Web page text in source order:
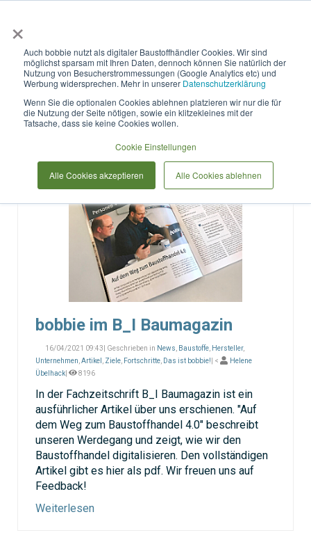
×
Auch bobbie nutzt als digitaler Baustoffhändler Cookies. Wir sind
möglichst sparsam mit Ihren Daten, dennoch können Sie natürlich der
Nutzung von Besucherstrommessungen (Google Analytics etc) und
Werbung widersprechen. Mehr in unserer Datenschutzerklärung
Wenn Sie die optionalen Cookies ablehnen platzieren wir nur die für
die Nutzung der Seite nötigen, sowie ein klitzekleines mit der
Tatsache, dass sie keine Cookies wollen.
Cookie Einstellungen
Alle Cookies akzeptieren Alle Cookies ablehnen
Helene Übelhack
bobbie im B_I Baumagazin
16/04/2021 09:43| Geschrieben in News Baustoffe Hersteller,
Unternehmen Artikel Ziele Fortschritte Das ist bobbie! | <
Helene
Übelhack
8196
In der Fachzeitschrift B_I Baumagazin ist ein
ausführlicher Artikel über uns erschienen. "Auf
dem Weg zum Baustoffhandel 4.0" beschreibt
unseren Werdegang und zeigt, wie wir den
Baustoffhandel digitalisieren. Den vollständigen
Artikel gibt es hier als pdf. Wir freuen uns auf
Feedback!
Weiterlesen